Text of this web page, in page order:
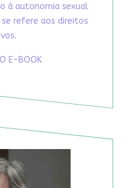
à autonomia sexual
refere aos direitos
O E-BOOK